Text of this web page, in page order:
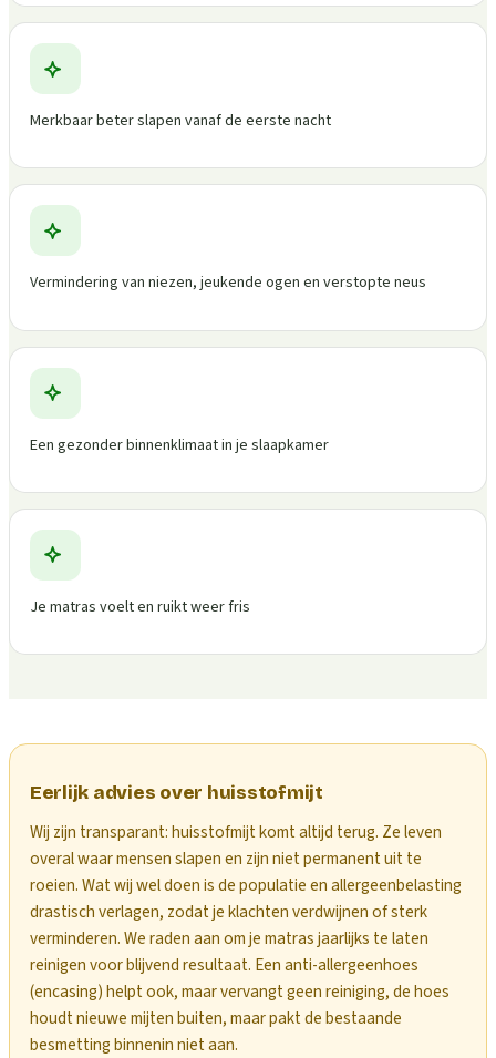
Merkbaar beter slapen vanaf de eerste nacht
Vermindering van niezen, jeukende ogen en verstopte neus
Een gezonder binnenklimaat in je slaapkamer
Je matras voelt en ruikt weer fris
Eerlijk advies over huisstofmijt
Wij zijn transparant: huisstofmijt komt altijd terug. Ze leven
overal waar mensen slapen en zijn niet permanent uit te
roeien. Wat wij wel doen is de populatie en allergeenbelasting
drastisch verlagen, zodat je klachten verdwijnen of sterk
verminderen. We raden aan om je matras jaarlijks te laten
reinigen voor blijvend resultaat. Een anti-allergeenhoes
(encasing) helpt ook, maar vervangt geen reiniging, de hoes
houdt nieuwe mijten buiten, maar pakt de bestaande
besmetting binnenin niet aan.